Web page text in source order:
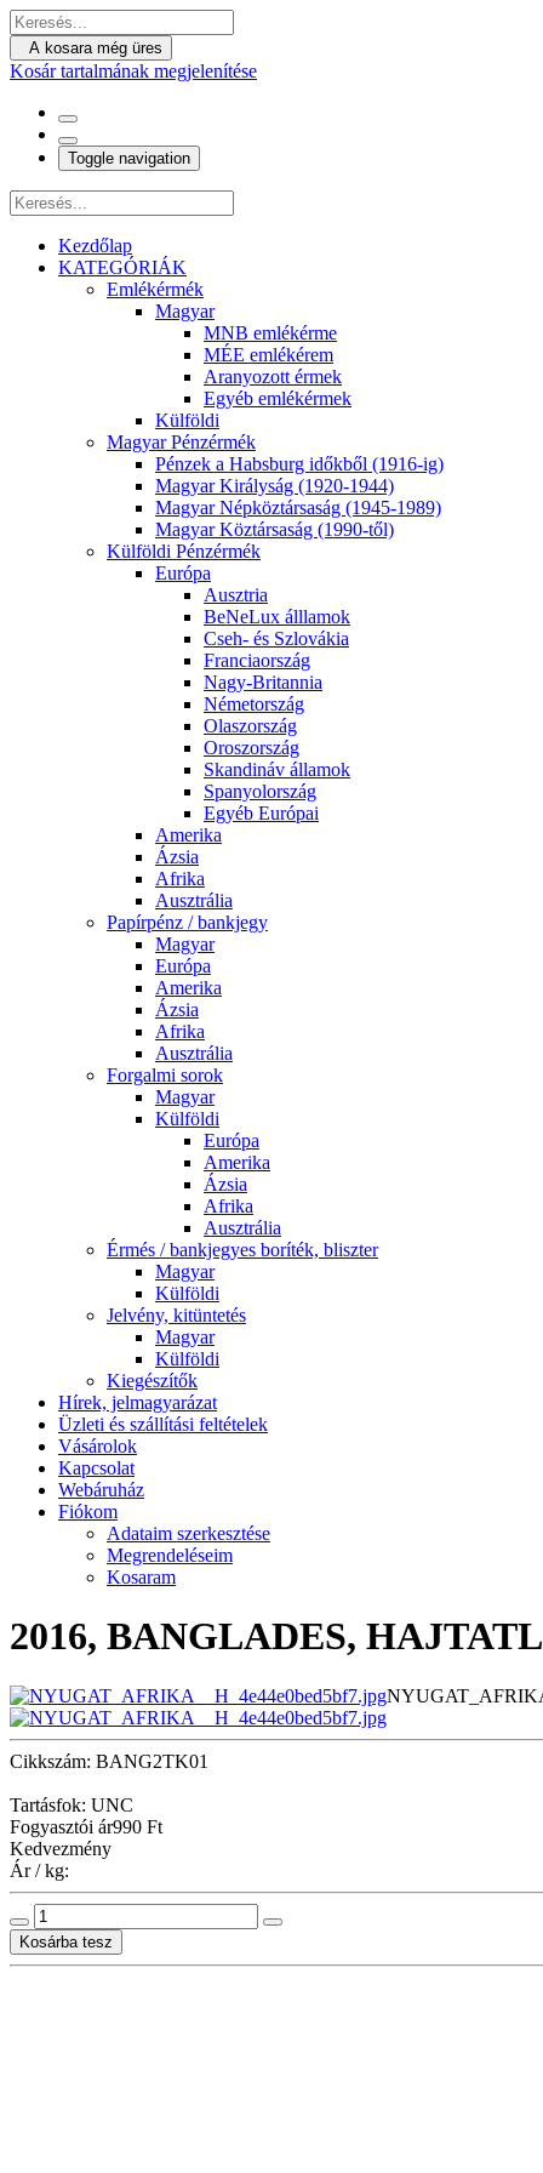
A kosara még üres
Kosár tartalmának megjelenítése
Toggle navigation
Kezdőlap
KATEGÓRIÁK
Emlékérmék
Magyar
MNB emlékérme
MÉE emlékérem
Aranyozott érmek
Egyéb emlékérmek
Külföldi
Magyar Pénzérmék
Pénzek a Habsburg időkből (1916-ig)
Magyar Királyság (1920-1944)
Magyar Népköztársaság (1945-1989)
Magyar Köztársaság (1990-től)
Külföldi Pénzérmék
Európa
Ausztria
BeNeLux álllamok
Cseh- és Szlovákia
Franciaország
Nagy-Britannia
Németország
Olaszország
Oroszország
Skandináv államok
Spanyolország
Egyéb Európai
Amerika
Ázsia
Afrika
Ausztrália
Papírpénz / bankjegy
Magyar
Európa
Amerika
Ázsia
Afrika
Ausztrália
Forgalmi sorok
Magyar
Külföldi
Európa
Amerika
Ázsia
Afrika
Ausztrália
Érmés / bankjegyes boríték, bliszter
Magyar
Külföldi
Jelvény, kitüntetés
Magyar
Külföldi
Kiegészítők
Hírek, jelmagyarázat
Üzleti és szállítási feltételek
Vásárolok
Kapcsolat
Webáruház
Fiókom
Adataim szerkesztése
Megrendeléseim
Kosaram
2016, BANGLADES,
Cikkszám: BANG2TK01
Tartásfok: UNC
Fogyasztói ár990 Ft
Kedvezmény
Ár / kg: